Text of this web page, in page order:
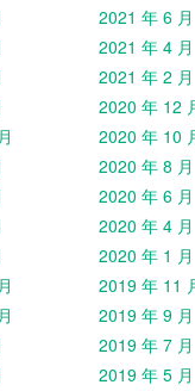
2021 年 6 月
2021 年 4 月
2021 年 2 月
2020 年 12
2020 年 10
2020 年 8 月
2020 年 6 月
2020 年 4 月
2020 年 1 月
2019 年 11
2019 年 9 月
2019 年 7 月
2019 年 5 月